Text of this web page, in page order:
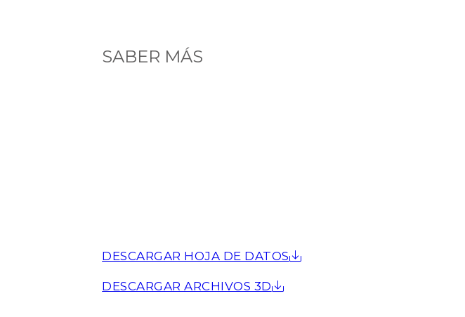
SABER MÁS
DESCARGAR HOJA DE DATOS
DESCARGAR ARCHIVOS 3D